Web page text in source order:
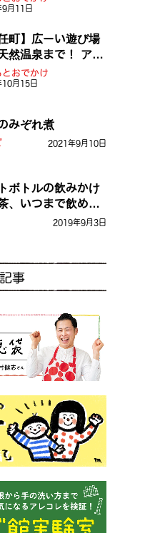
検しよう！
月11日
町】広ーい遊び場
然温泉まで！ アミ
メントな道の駅・
う桜街道
とおでかけ
月15日
みぞれ煮
2021年9月10日
ボトルの飲みかけ
、いつまで飲め
2019年9月3日
事